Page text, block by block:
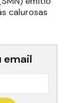
calurosas
email